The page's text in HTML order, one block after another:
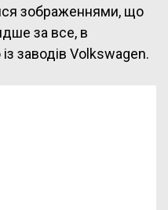
зображеннями, що
за все, в
заводів Volkswagen.